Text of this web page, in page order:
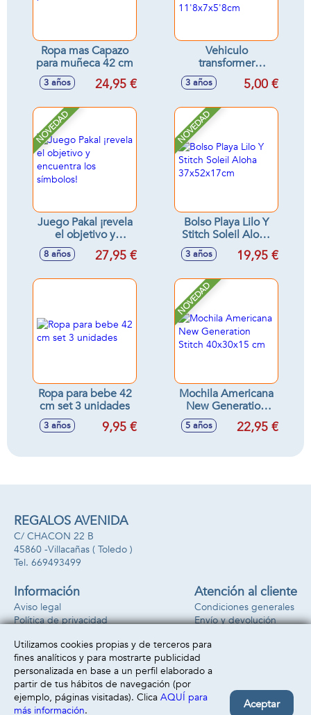
Ropa mas Capazo
para muñeca 42 cm
3 años 24,95 €
Vehiculo
transformer
fricción, escala 1:55
11'8x7x5'8cm
3 años 5,00 €
NOVEDAD
Juego Pakal ¡revela
el objetivo y
encuentra los
símbolos!
8 años 27,95 €
NOVEDAD
Bolso Playa Lilo Y
Stitch Soleil Aloha
37x52x17cm
3 años 19,95 €
Ropa para bebe 42
cm set 3 unidades
3 años 9,95 €
NOVEDAD
Mochila Americana
New Generation
Stitch 40x30x15 cm
5 años 22,95 €
REGALOS AVENIDA
C/ CHACON 22 B
45860 -Villacañas ( Toledo )
669493499
Información
Aviso legal
Política de privacidad
Atención al cliente
Condiciones generales
Envío y devolución
Formas de pago
Utilizamos cookies propias y de terceros para
fines analíticos y para mostrarte publicidad
personalizada en base a un perfil elaborado a
partir de tus hábitos de navegación (por
ejemplo, páginas visitadas). Clica AQUÍ para
más información. Aceptar